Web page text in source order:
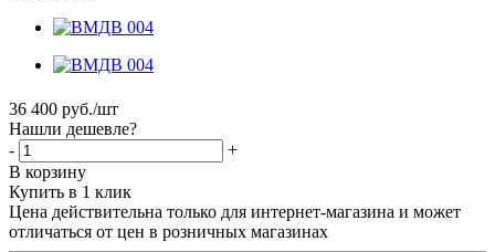
36 400 руб./шт
Нашли дешевле?
-
+
В корзину
Купить в 1 клик
Цена действительна только для интернет-магазина и может
отличаться от цен в розничных магазинах